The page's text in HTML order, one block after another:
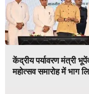
केंद्रीय पर्यावरण मंत्री
महोत्सव समारोह में भाग